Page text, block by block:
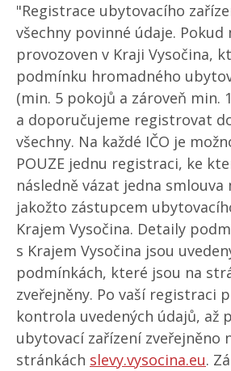
"Registrace ubytovacího
všechny povinné údaje. Pokud
provozoven v Kraji Vysočina,
podmínku hromadného
(min. 5 pokojů a zároveň min.
a doporučujeme registrovat
všechny. Na každé IČO je
POUZE jednu registraci, ke
následně vázat jedna smlouva
jakožto zástupcem
Krajem Vysočina. Detaily
s Krajem Vysočina jsou
podmínkách, které jsou na
zveřejněny. Po vaší registraci
kontrola uvedených údajů, až
ubytovací zařízení zveřejněno
stránkách slevy.vysocina.eu.